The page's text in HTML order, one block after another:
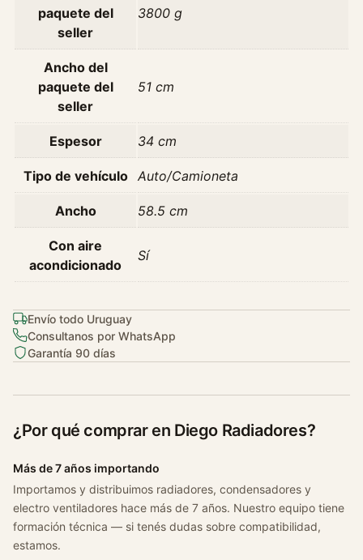
c
d
paquete del
seller
3800 g
Ancho del
paquete del
seller
51 cm
Espesor 34 cm
Tipo de vehículo Auto/Camioneta
Ancho 58.5 cm
Con aire
acondicionado
Sí
Envío todo Uruguay
Consultanos por WhatsApp
Garantía 90 días
¿Por qué comprar en Diego Radiadores?
Más de 7 años importando
Importamos y distribuimos radiadores, condensadores y
electro ventiladores hace más de 7 años. Nuestro equipo tiene
formación técnica — si tenés dudas sobre compatibilidad,
estamos.